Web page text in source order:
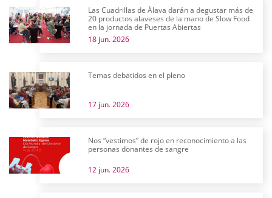
Las Cuadrillas de Álava darán a degustar más de
20 productos alaveses de la mano de Slow Food
en la jornada de Puertas Abiertas
18 jun. 2026
Temas debatidos en el pleno
17 jun. 2026
Nos “vestimos” de rojo en reconocimiento a las
personas donantes de sangre
12 jun. 2026